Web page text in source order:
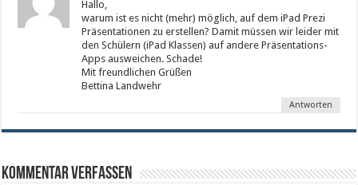
Hallo,
warum ist es nicht (mehr) möglich, auf dem iPad Prezi
Präsentationen zu erstellen? Damit müssen wir leider mit
den Schülern (iPad Klassen) auf andere Präsentations-
Apps ausweichen. Schade!
Mit freundlichen Grüßen
Bettina Landwehr
Antworten
Kommentar verfassen